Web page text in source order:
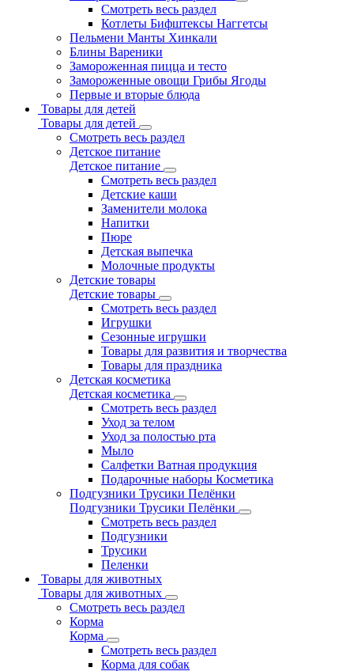
Смотреть весь раздел
Котлеты Бифштексы Наггетсы
Пельмени Манты Хинкали
Блины Вареники
Замороженная пицца и тесто
Замороженные овощи Грибы Ягоды
Первые и вторые блюда
Товары для детей
Товары для детей
Смотреть весь раздел
Детское питание
Детское питание
Смотреть весь раздел
Детские каши
Заменители молока
Напитки
Пюре
Детская выпечка
Молочные продукты
Детские товары
Детские товары
Смотреть весь раздел
Игрушки
Сезонные игрушки
Товары для развития и творчества
Товары для праздника
Детская косметика
Детская косметика
Смотреть весь раздел
Уход за телом
Уход за полостью рта
Мыло
Салфетки Ватная продукция
Подарочные наборы Косметика
Подгузники Трусики Пелёнки
Подгузники Трусики Пелёнки
Смотреть весь раздел
Подгузники
Трусики
Пеленки
Товары для животных
Товары для животных
Смотреть весь раздел
Корма
Корма
Смотреть весь раздел
Корма для собак